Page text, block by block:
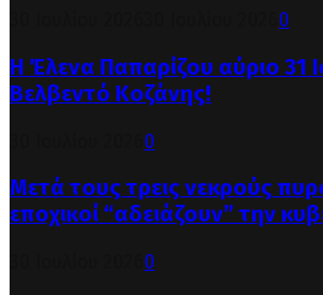
0
Η Έλενα Παπαρίζου αύριο 31
Βελβεντό Κοζάνης!
0
Μετά τους τρεις νεκρούς
εποχικοί “αδειάζουν” την
0